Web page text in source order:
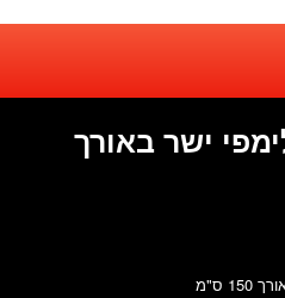
ישר באורך